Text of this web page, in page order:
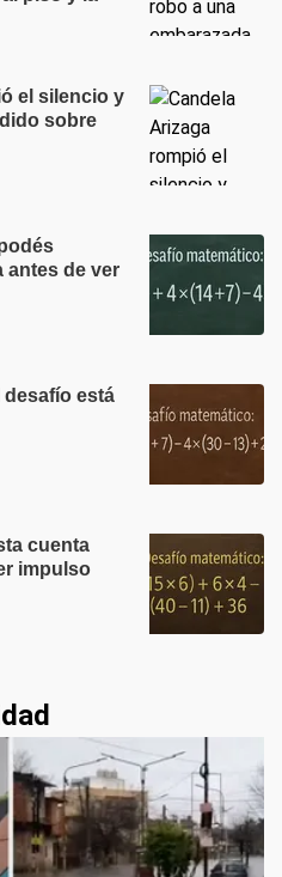
el silencio y
sobre
antes de ver
desafío está
cuenta
impulso